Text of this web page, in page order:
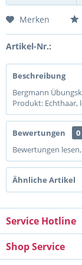
Merken
Artikel-Nr.:
Beschreibung
Bergmann
Produkt: Echthaar,
Bewertungen
0
Bewertungen
Ähnliche Artikel
Service Hotline
Shop Service